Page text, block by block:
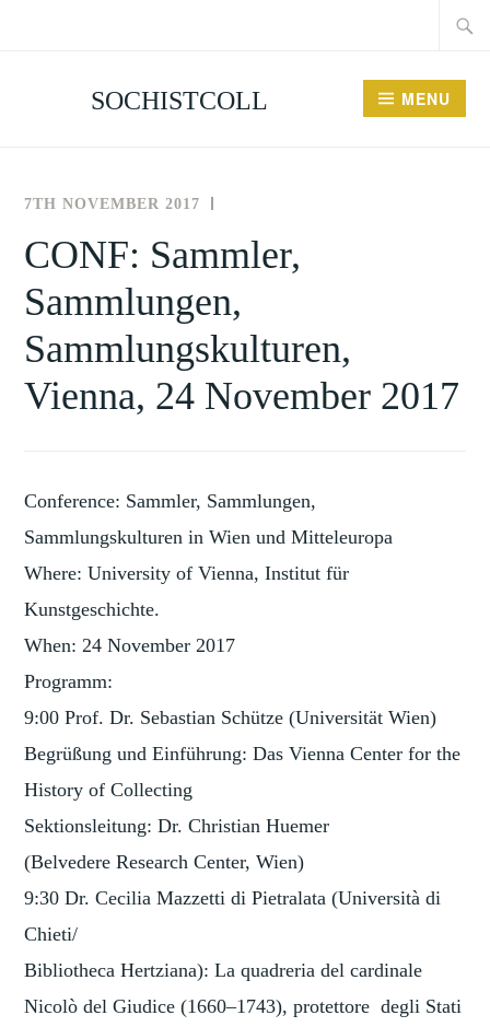
SOCHISTCOLL MENU
7TH NOVEMBER 2017
FOR
THE
HISTORY
OF
COLLECTING
EVENTS
CONF: Sammler,
Sammlungen,
Sammlungskulturen,
Vienna, 24 November 2017
Conference: Sammler, Sammlungen,
Sammlungskulturen in Wien und Mitteleuropa
Where: University of Vienna, Institut für
Kunstgeschichte.
When: 24 November 2017
Programm:
9:00 Prof. Dr. Sebastian Schütze (Universität Wien)
Begrüßung und Einführung: Das Vienna Center for the
History of Collecting
Sektionsleitung: Dr. Christian Huemer
(Belvedere Research Center, Wien)
9:30 Dr. Cecilia Mazzetti di Pietralata (Università di
Chieti/
Bibliotheca Hertziana): La quadreria del cardinale
Nicolò del Giudice (1660–1743), protettore degli Stati